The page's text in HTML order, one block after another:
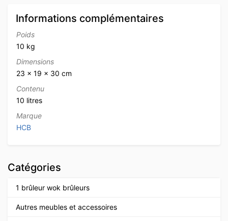
Informations complémentaires
Poids
10 kg
Dimensions
23 × 19 × 30 cm
Contenu
10 litres
Marque
HCB
Catégories
1 brûleur wok brûleurs
Autres meubles et accessoires